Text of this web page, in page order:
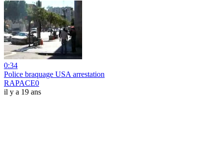
0:34
Police braquage USA arrestation
RAPACE0
il y a 19 ans